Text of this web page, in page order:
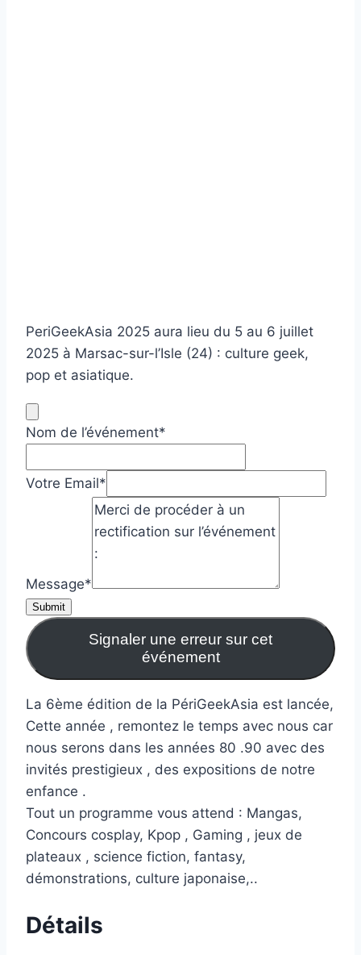
PeriGeekAsia 2025 aura lieu du 5 au 6 juillet
2025 à Marsac-sur-l’Isle (24) : culture geek,
pop et asiatique.
Nom de l’événement*
Votre Email*
Message*
Submit
Signaler une erreur sur cet
événement
La 6ème édition de la PériGeekAsia est lancée,
Cette année , remontez le temps avec nous car
nous serons dans les années 80 .90 avec des
invités prestigieux , des expositions de notre
enfance .
Tout un programme vous attend : Mangas,
Concours cosplay, Kpop , Gaming , jeux de
plateaux , science fiction, fantasy,
démonstrations, culture japonaise,..
Détails